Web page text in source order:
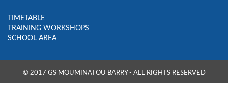
TIMETABLE
TRAINING WORKSHOPS
SCHOOL AREA
© 2017 GS MOUMINATOU BARRY - ALL RIGHTS RESERVED